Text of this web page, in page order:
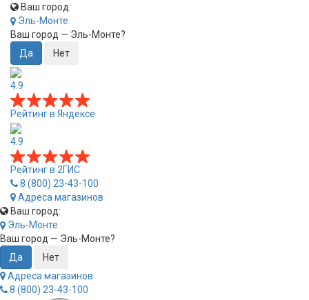
Ваш город:
Эль-Монте
Ваш город — Эль-Монте?
4.9
Рейтинг в Яндексе
4.9
Рейтинг в 2ГИС
8 (800) 23-43-100
Адреса магазинов
Ваш город:
Эль-Монте
Ваш город — Эль-Монте?
Адреса магазинов
8 (800) 23-43-100